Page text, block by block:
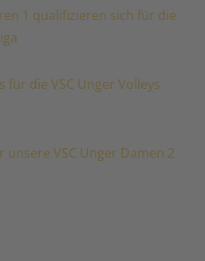
1 qualifizieren sich für die
für die VSC Unger Volleys
VSC Unger Damen 2